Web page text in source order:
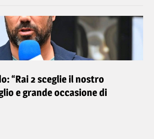
“Rai 2 sceglie il nostro
e grande occasione di